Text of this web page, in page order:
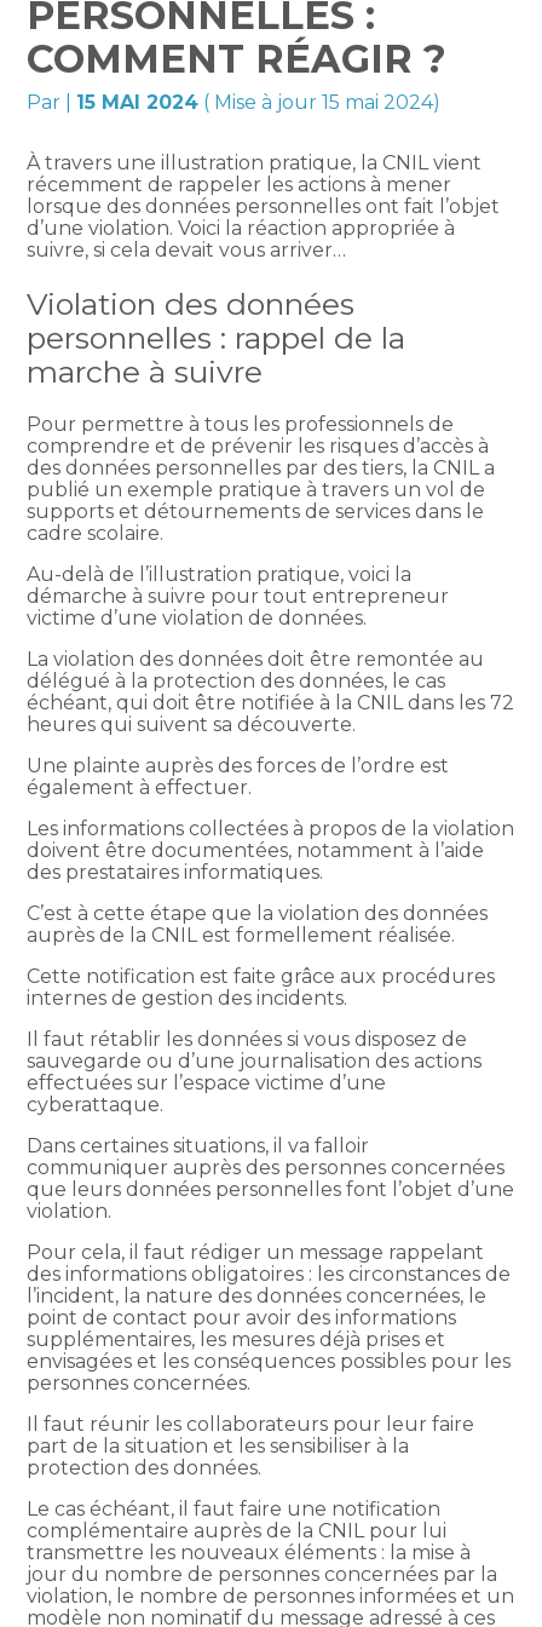
PERSONNELLES :
COMMENT RÉAGIR ?
Par 15 MAI 2024 ( Mise à jour 15 mai 2024)
À travers une illustration pratique, la CNIL vient
récemment de rappeler les actions à mener
lorsque des données personnelles ont fait l’objet
d’une violation. Voici la réaction appropriée à
suivre, si cela devait vous arriver…
Violation des données
personnelles : rappel de la
marche à suivre
Pour permettre à tous les professionnels de
comprendre et de prévenir les risques d’accès à
des données personnelles par des tiers, la CNIL a
publié un exemple pratique à travers un vol de
supports et détournements de services dans le
cadre scolaire.
Au-delà de l’illustration pratique, voici la
démarche à suivre pour tout entrepreneur
victime d’une violation de données.
La violation des données doit être remontée au
délégué à la protection des données, le cas
échéant, qui doit être notifiée à la CNIL dans les 72
heures qui suivent sa découverte.
Une plainte auprès des forces de l’ordre est
également à effectuer.
Les informations collectées à propos de la violation
doivent être documentées, notamment à l’aide
des prestataires informatiques.
C’est à cette étape que la violation des données
auprès de la CNIL est formellement réalisée.
Cette notification est faite grâce aux procédures
internes de gestion des incidents.
Il faut rétablir les données si vous disposez de
sauvegarde ou d’une journalisation des actions
effectuées sur l’espace victime d’une
cyberattaque.
Dans certaines situations, il va falloir
communiquer auprès des personnes concernées
que leurs données personnelles font l’objet d’une
violation.
Pour cela, il faut rédiger un message rappelant
des informations obligatoires : les circonstances de
l’incident, la nature des données concernées, le
point de contact pour avoir des informations
supplémentaires, les mesures déjà prises et
envisagées et les conséquences possibles pour les
personnes concernées.
Il faut réunir les collaborateurs pour leur faire
part de la situation et les sensibiliser à la
protection des données.
Le cas échéant, il faut faire une notification
complémentaire auprès de la CNIL pour lui
transmettre les nouveaux éléments : la mise à
jour du nombre de personnes concernées par la
violation, le nombre de personnes informées et un
modèle non nominatif du message adressé à ces